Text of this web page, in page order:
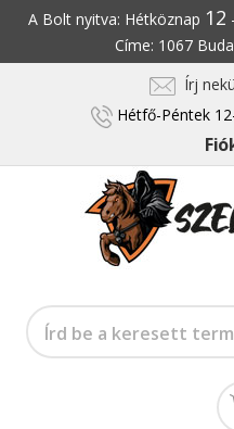
A Bolt nyitva: Hétköznap 12
Címe: 1067
Írj
Hétfő-Péntek